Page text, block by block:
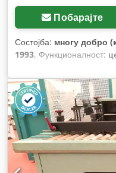
Побарајте
Состојба: многу добро
1993, Функционалност: